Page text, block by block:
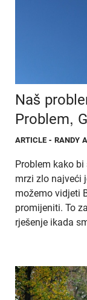
Naš
Problem,
ARTICLE - RANDY
Problem kako
mrzi zlo najveći
možemo vidjeti
promijeniti. To
rješenje ikada